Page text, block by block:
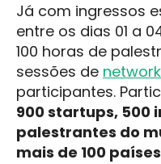
Já com ingressos
entre os dias 01 a
100 horas de
sessões de
participantes.
900 startups, 500
palestrantes do
mais de 100